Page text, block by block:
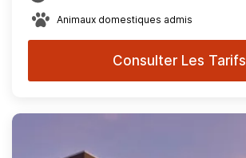
Animaux domestiques admis
Consulter Les Tarifs